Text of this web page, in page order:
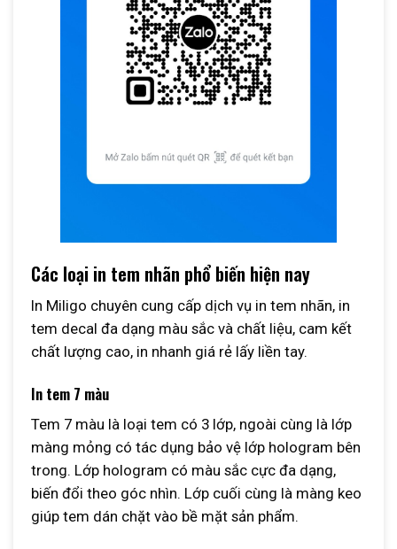
Các loại in tem nhãn phổ biến hiện nay
In Miligo chuyên cung cấp dịch vụ in tem nhãn, in
tem decal đa dạng màu sắc và chất liệu, cam kết
chất lượng cao, in nhanh giá rẻ lấy liền tay.
In tem 7 màu
Tem 7 màu là loại tem có 3 lớp, ngoài cùng là lớp
màng mỏng có tác dụng bảo vệ lớp hologram bên
trong. Lớp hologram có màu sắc cực đa dạng,
biến đổi theo góc nhìn. Lớp cuối cùng là màng keo
giúp tem dán chặt vào bề mặt sản phẩm.